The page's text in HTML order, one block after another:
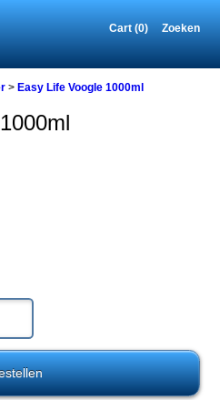
Cart (0) Zoeken
>Easy Life Voogle 1000ml